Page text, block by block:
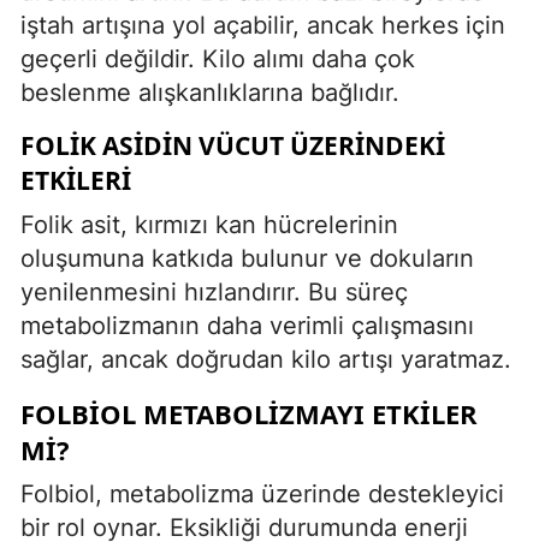
iştah artışına yol açabilir, ancak herkes için
geçerli değildir. Kilo alımı daha çok
beslenme alışkanlıklarına bağlıdır.
FOLIK ASIDIN VÜCUT ÜZERINDEKI
ETKILERI
Folik asit, kırmızı kan hücrelerinin
oluşumuna katkıda bulunur ve dokuların
yenilenmesini hızlandırır. Bu süreç
metabolizmanın daha verimli çalışmasını
sağlar, ancak doğrudan kilo artışı yaratmaz.
FOLBIOL METABOLIZMAYI ETKILER
MI?
Folbiol, metabolizma üzerinde destekleyici
bir rol oynar. Eksikliği durumunda enerji